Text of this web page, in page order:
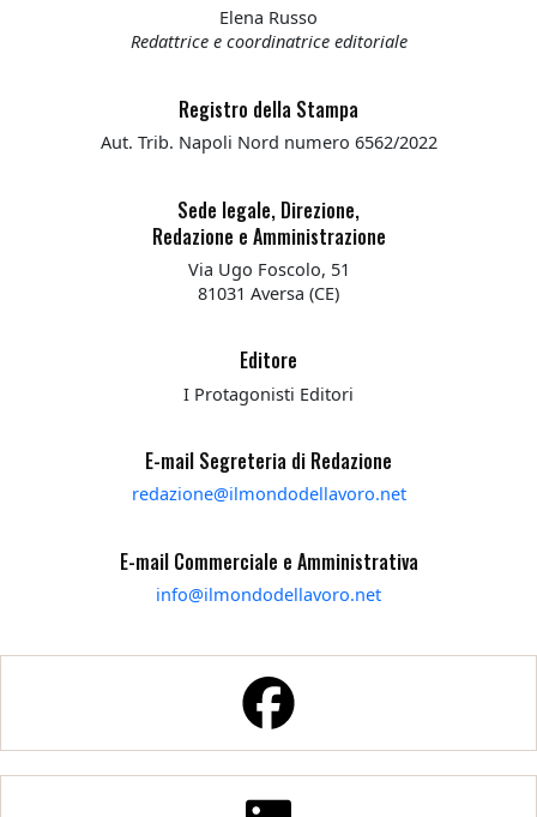
Elena Russo
Redattrice e coordinatrice editoriale
Registro della Stampa
Aut. Trib. Napoli Nord numero 6562/2022
Sede legale, Direzione,
Redazione e Amministrazione
Via Ugo Foscolo, 51
81031 Aversa (CE)
Editore
I Protagonisti Editori
E-mail Segreteria di Redazione
redazione@ilmondodellavoro.net
E-mail Commerciale e Amministrativa
info@ilmondodellavoro.net